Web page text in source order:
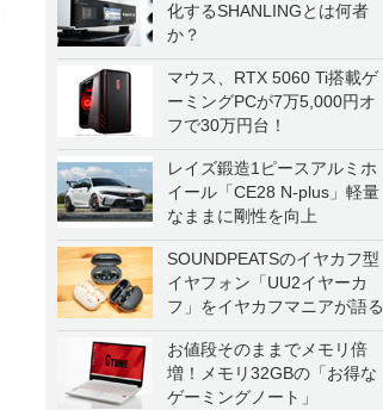
化するSHANLINGとは何者
か？
マウス、RTX 5060 Ti搭載ゲ
ーミングPCが7万5,000円オ
フで30万円台！
レイズ鍛造1ピースアルミホ
イール「CE28 N-plus」軽量
なままに剛性を向上
SOUNDPEATSのイヤカフ型
イヤフォン「UU2イヤーカ
フ」をイヤカフマニアが語る
お値段そのままでメモリ倍
増！メモリ32GBの「お得な
ゲーミングノート」